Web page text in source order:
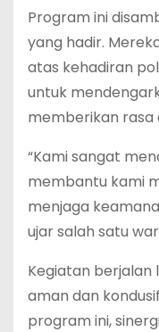
Program ini
yang hadir.
atas kehadiran
untuk
memberikan rasa
“Kami sangat
membantu kami
menjaga
ujar salah satu
Kegiatan berjalan
aman dan
program ini,